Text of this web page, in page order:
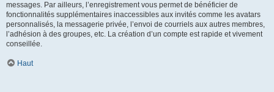
messages. Par ailleurs, l’enregistrement vous permet de bénéficier de
fonctionnalités supplémentaires inaccessibles aux invités comme les avatars
personnalisés, la messagerie privée, l’envoi de courriels aux autres membres,
l’adhésion à des groupes, etc. La création d’un compte est rapide et vivement
conseillée.
Haut